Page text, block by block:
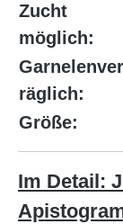
Zucht
möglich:
räglich:
Größe:
Im Detail: